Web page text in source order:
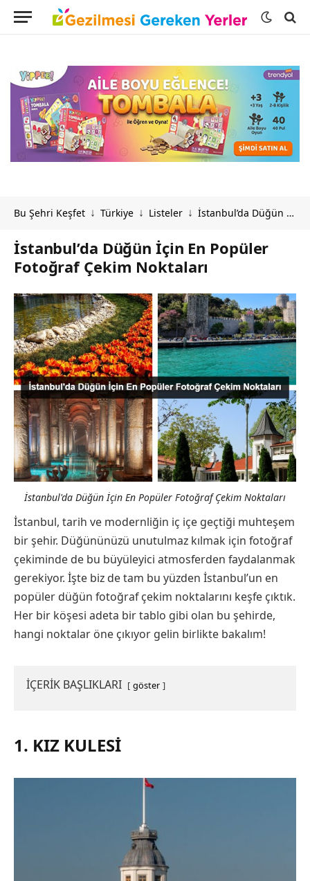
Bu Şehri Keşfet ↓ Türkiye ↓ Listeler ↓ İstanbul’da Düğün İçin En Popüler Fotoğraf Çekim Noktaları
İstanbul’da Düğün İçin En Popüler
Fotoğraf Çekim Noktaları
İstanbul'da Düğün İçin En Popüler Fotoğraf Çekim Noktaları
İstanbul, tarih ve modernliğin iç içe geçtiği muhteşem
bir şehir. Düğününüzü unutulmaz kılmak için fotoğraf
çekiminde de bu büyüleyici atmosferden faydalanmak
gerekiyor. İşte biz de tam bu yüzden İstanbul’un en
popüler düğün fotoğraf çekim noktalarını keşfe çıktık.
Her bir köşesi adeta bir tablo gibi olan bu şehirde,
hangi noktalar öne çıkıyor gelin birlikte bakalım!
İÇERİK BAŞLIKLARI göster
1. KIZ KULESI